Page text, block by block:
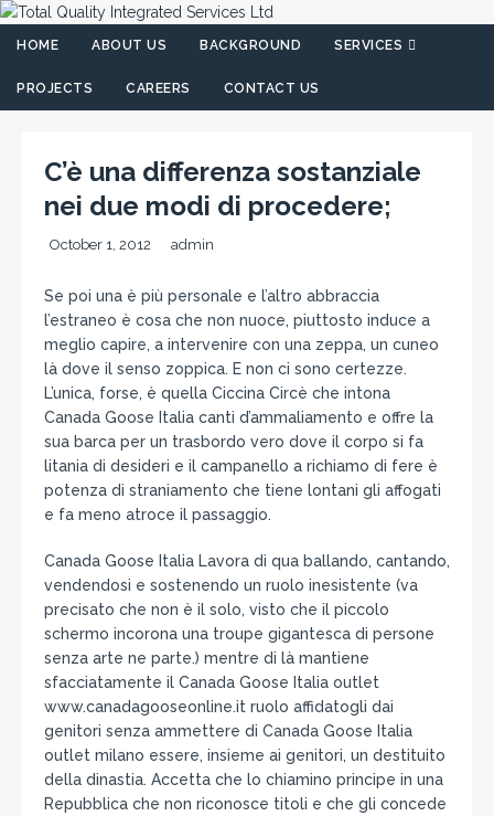
HOME ABOUT US BACKGROUND SERVICES
PROJECTS CAREERS CONTACT US
C’è una differenza sostanziale
nei due modi di procedere;
October 1, 2012 admin
Se poi una è più personale e l’altro abbraccia
l’estraneo è cosa che non nuoce, piuttosto induce a
meglio capire, a intervenire con una zeppa, un cuneo
là dove il senso zoppica. E non ci sono certezze.
L’unica, forse, è quella Ciccina Circè che intona
Canada Goose Italia canti d’ammaliamento e offre la
sua barca per un trasbordo vero dove il corpo si fa
litania di desideri e il campanello a richiamo di fere è
potenza di straniamento che tiene lontani gli affogati
e fa meno atroce il passaggio.
Canada Goose Italia Lavora di qua ballando, cantando,
vendendosi e sostenendo un ruolo inesistente (va
precisato che non è il solo, visto che il piccolo
schermo incorona una troupe gigantesca di persone
senza arte ne parte.) mentre di là mantiene
sfacciatamente il Canada Goose Italia outlet
www.canadagooseonline.it ruolo affidatogli dai
genitori senza ammettere di Canada Goose Italia
outlet milano essere, insieme ai genitori, un destituito
della dinastia. Accetta che lo chiamino principe in una
Repubblica che non riconosce titoli e che gli concede